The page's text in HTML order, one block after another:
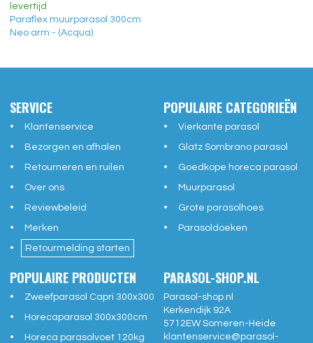
levertijd
Paraflex muurparasol 300cm
Neo arm - (Acqua)
SERVICE
Klantenservice
Bezorgen en afhalen
Retourneren en ruilen
Over ons
Reviewbeleid
Merken
Retourmelding starten
POPULAIRE CATEGORIEËN
Vierkante parasol
Glatz Sombrano parasol
Goedkope horeca parasol
Muurparasol
Grote parasolhoes
Parasoldoeken
POPULAIRE PRODUCTEN
Zweefparasol Capri 300x300
Horecaparasol 300x300cm
Horeca parasolvoet 120kg
PARASOL-SHOP.NL
Parasol-shop.nl
Kerkendijk 92A
5712EW Someren-Heide
klantenservice@parasol-